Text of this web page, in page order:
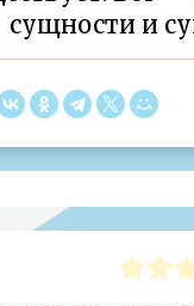
сущности и